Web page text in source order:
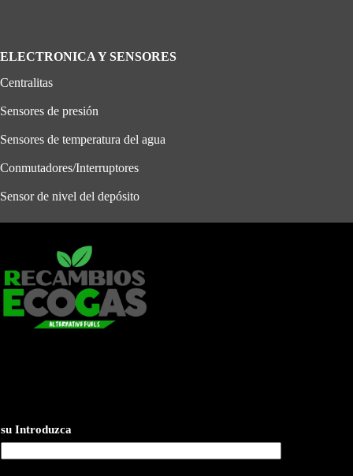
ELECTRONICA Y SENSORES
Centralitas
Sensores de presión
Sensores de temperatura del agua
Conmutadores/Interruptores
Sensor de nivel del depósito
su Introduzca